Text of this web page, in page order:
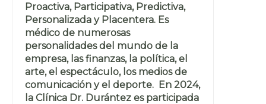
Proactiva, Participativa, Predictiva,
Personalizada y Placentera. Es
médico de numerosas
personalidades del mundo de la
empresa, las finanzas, la política, el
arte, el espectáculo, los medios de
comunicación y el deporte. En 2024,
la Clínica Dr. Durántez es participada